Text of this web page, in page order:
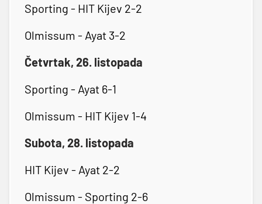
Sporting - HIT Kijev 2-2
Olmissum - Ayat 3-2
Četvrtak, 26. listopada
Sporting - Ayat 6-1
Olmissum - HIT Kijev 1-4
Subota, 28. listopada
HIT Kijev - Ayat 2-2
Olmissum - Sporting 2-6